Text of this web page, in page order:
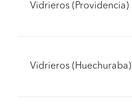
Vidrieros (Providencia)
Vidrieros (Huechuraba)